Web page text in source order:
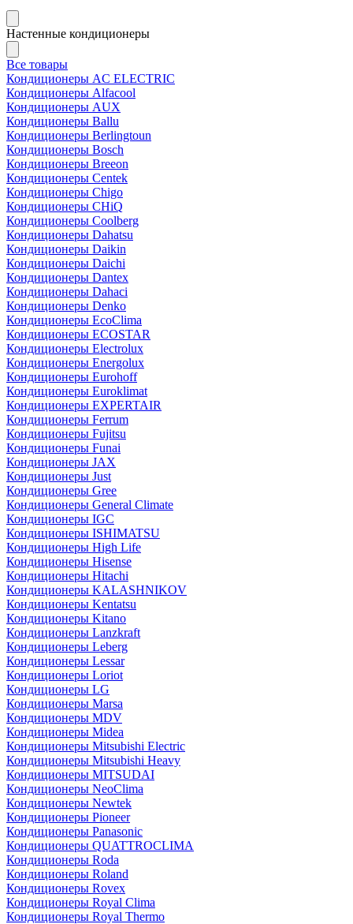
Настенные кондиционеры
Все товары
Кондиционеры AC ELECTRIC
Кондиционеры Alfacool
Кондиционеры AUX
Кондиционеры Ballu
Кондиционеры Berlingtoun
Кондиционеры Bosch
Кондиционеры Breeon
Кондиционеры Centek
Кондиционеры Chigo
Кондиционеры CHiQ
Кондиционеры Coolberg
Кондиционеры Dahatsu
Кондиционеры Daikin
Кондиционеры Daichi
Кондиционеры Dantex
Кондиционеры Dahaci
Кондиционеры Denko
Кондиционеры EcoClima
Кондиционеры ECOSTAR
Кондиционеры Electrolux
Кондиционеры Energolux
Кондиционеры Eurohoff
Кондиционеры Euroklimat
Кондиционеры EXPERTAIR
Кондиционеры Ferrum
Кондиционеры Fujitsu
Кондиционеры Funai
Кондиционеры JAX
Кондиционеры Just
Кондиционеры Gree
Кондиционеры General Climate
Кондиционеры IGC
Кондиционеры ISHIMATSU
Кондиционеры High Life
Кондиционеры Hisense
Кондиционеры Hitachi
Кондиционеры KALASHNIKOV
Кондиционеры Kentatsu
Кондиционеры Kitano
Кондиционеры Lanzkraft
Кондиционеры Leberg
Кондиционеры Lessar
Кондиционеры Loriot
Кондиционеры LG
Кондиционеры Marsa
Кондиционеры MDV
Кондиционеры Midea
Кондиционеры Mitsubishi Electric
Кондиционеры Mitsubishi Heavy
Кондиционеры MITSUDAI
Кондиционеры NeoClima
Кондиционеры Newtek
Кондиционеры Pioneer
Кондиционеры Panasonic
Кондиционеры QUATTROCLIMA
Кондиционеры Roda
Кондиционеры Roland
Кондиционеры Rovex
Кондиционеры Royal Clima
Кондиционеры Royal Thermo